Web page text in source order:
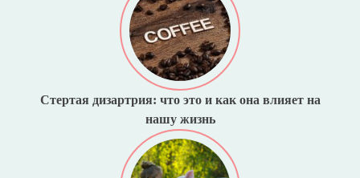
Стертая дизартрия: что это и как она влияет на
нашу жизнь